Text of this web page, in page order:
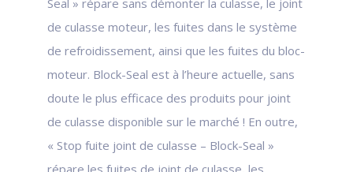
de culasse moteur, les fuites dans le système
de refroidissement, ainsi que les fuites du bloc-
moteur. Block-Seal est à l’heure actuelle, sans
doute le plus efficace des produits pour joint
de culasse disponible sur le marché ! En outre,
« Stop fuite joint de culasse – Block-Seal »
répare les fuites de joint de culasse, les